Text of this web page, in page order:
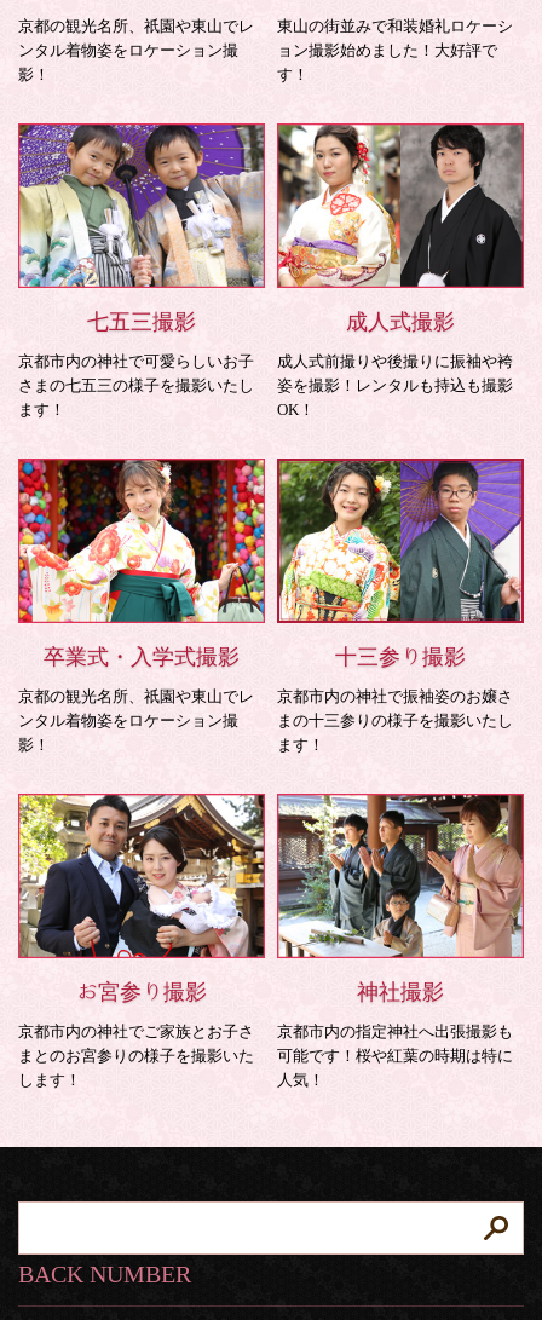
京都の観光名所、祇園や東山でレ
ンタル着物姿をロケーション撮
影！
東山の街並みで和装婚礼ロケーシ
ョン撮影始めました！大好評で
す！
七五三撮影
京都市内の神社で可愛らしいお子
さまの七五三の様子を撮影いたし
ます！
成人式撮影
成人式前撮りや後撮りに振袖や袴
姿を撮影！レンタルも持込も撮影
OK！
卒業式・入学式撮影
京都の観光名所、祇園や東山でレ
ンタル着物姿をロケーション撮
影！
十三参り撮影
京都市内の神社で振袖姿のお嬢さ
まの十三参りの様子を撮影いたし
ます！
お宮参り撮影
京都市内の神社でご家族とお子さ
まとのお宮参りの様子を撮影いた
します！
神社撮影
京都市内の指定神社へ出張撮影も
可能です！桜や紅葉の時期は特に
人気！
BACK NUMBER